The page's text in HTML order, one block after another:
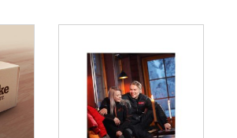
produkten
varianter.
alternativen